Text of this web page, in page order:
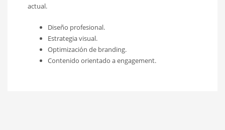
actual.
Diseño profesional.
Estrategia visual.
Optimización de branding.
Contenido orientado a engagement.